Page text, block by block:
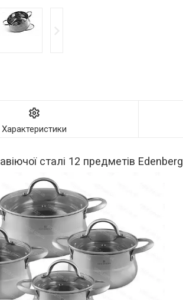
Характеристики
сталі 12 предметів Edenberg